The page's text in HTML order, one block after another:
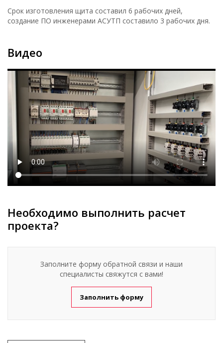
Срок изготовления щита составил 6 рабочих дней,
создание ПО инженерами АСУТП составило 3 рабочих дня.
Видео
Необходимо выполнить расчет
проекта?
Заполните форму обратной связи и наши
специалисты свяжутся с вами!
Заполнить форму